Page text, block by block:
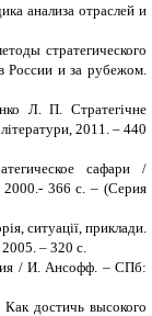
анализа отраслей и
стратегического
России и за рубежом.
Л. П. Стратегічне
2011. – 440
сафари /
366 с. – (Серия
ситуації, приклади.
– 320 c.
/ И. Ансофф. – СПб:
достичь высокого